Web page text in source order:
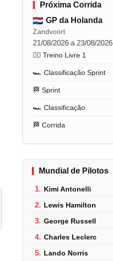
Próxima Corrida
GP da Holanda
Zandvoort
21/08/2026 a 23/08/2026
🏋️‍♂️ Treino Livre 1
🏎️ Classificação Sprint
🏁 Sprint
🏎️ Classificação
🏁 Corrida
Mundial de Pilotos
1. Kimi Antonelli
2. Lewis Hamilton
3. George Russell
4. Charles Leclerc
5. Lando Norris